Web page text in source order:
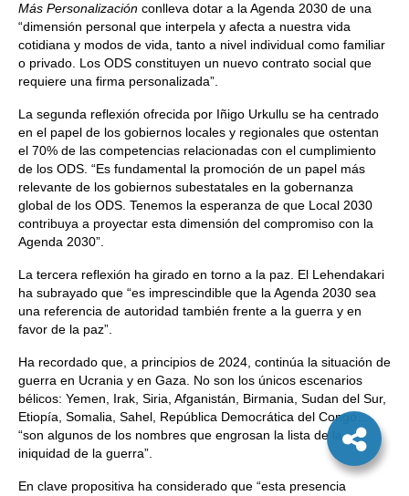
Más Personalización conlleva dotar a la Agenda 2030 de una
“dimensión personal que interpela y afecta a nuestra vida
cotidiana y modos de vida, tanto a nivel individual como familiar
o privado. Los ODS constituyen un nuevo contrato social que
requiere una firma personalizada”.
La segunda reflexión ofrecida por Iñigo Urkullu se ha centrado
en el papel de los gobiernos locales y regionales que ostentan
el 70% de las competencias relacionadas con el cumplimiento
de los ODS. “Es fundamental la promoción de un papel más
relevante de los gobiernos subestatales en la gobernanza
global de los ODS. Tenemos la esperanza de que Local 2030
contribuya a proyectar esta dimensión del compromiso con la
Agenda 2030”.
La tercera reflexión ha girado en torno a la paz. El Lehendakari
ha subrayado que “es imprescindible que la Agenda 2030 sea
una referencia de autoridad también frente a la guerra y en
favor de la paz”.
Ha recordado que, a principios de 2024, continúa la situación de
guerra en Ucrania y en Gaza. No son los únicos escenarios
bélicos: Yemen, Irak, Siria, Afganistán, Birmania, Sudan del Sur,
Etiopía, Somalia, Sahel, República Democrática del Congo…
“son algunos de los nombres que engrosan la lista de la
iniquidad de la guerra”.
En clave propositiva ha considerado que “esta presencia